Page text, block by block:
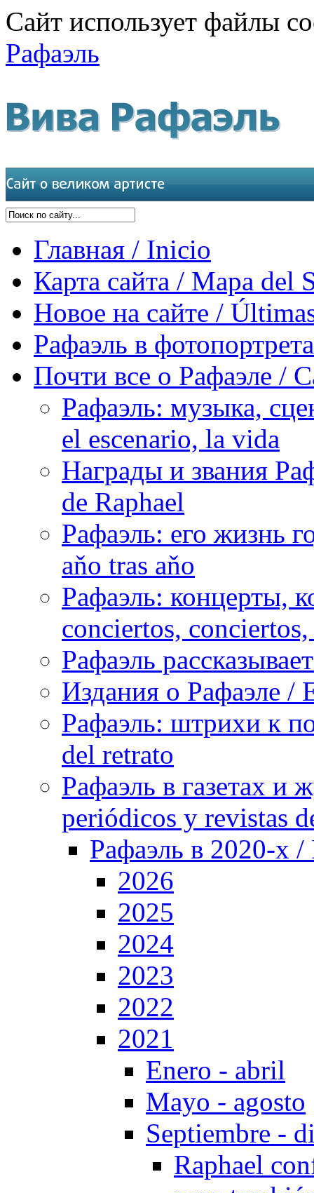
Сайт использует файлы
Рафаэль
Главная / Inicio
Карта сайта / Mapa del
Новое на сайте /
Рафаэль в
Почти все о Рафаэле /
Рафаэль: музыка,
el escenario, la vida
Награды и звания
de Raphael
Рафаэль: его жизнь
aňo tras aňo
Рафаэль: концерты,
conciertos,
Рафаэль
Издания о Рафаэле /
Рафаэль: штрихи к
del retrato
Рафаэль в газетах и
periódicos y revistas
Рафаэль в 2020-х /
2026
2025
2024
2023
2022
2021
Enero - abril
Mayo - agosto
Septiembre -
Raphael